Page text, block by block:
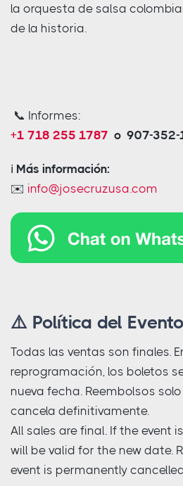
la orquesta de salsa
de la historia.
📞 Informes:
+1 718 255 1787 o 907-352-
ℹ️ Más información:
✉️ info@josecruzusa.com
⚠️ Política del
Todas las ventas son finales.
reprogramación, los boletos
nueva fecha. Reembolsos
cancela definitivamente.
All sales are final. If the event
will be valid for the new date.
event is permanently